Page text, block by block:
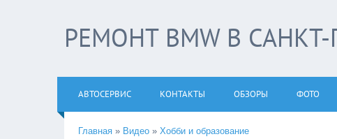
РЕМОНТ BMW В
АВТОСЕРВИС КОНТАКТЫ ОБЗОРЫ ФОТО
Главная » Видео » Хобби и образование